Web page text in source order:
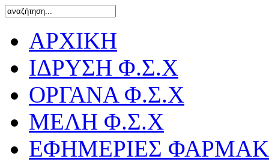
ΑΡΧΙΚΗ
ΙΔΡΥΣΗ Φ.Σ.Χ
ΟΡΓΑΝΑ Φ.Σ.Χ
ΜΕΛΗ Φ.Σ.Χ
ΕΦΗΜΕΡΙΕΣ